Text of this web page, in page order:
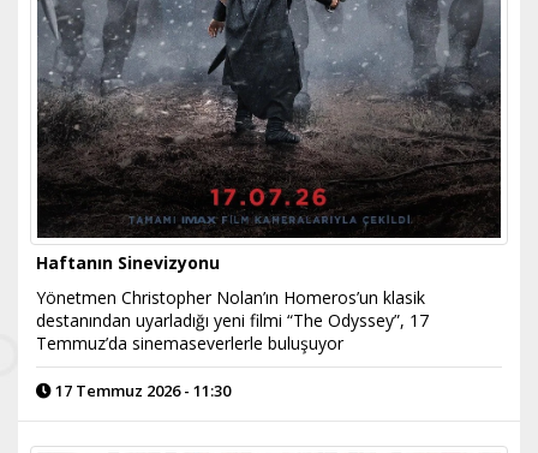
Haftanın Sinevizyonu
Yönetmen Christopher Nolan’ın Homeros’un klasik
destanından uyarladığı yeni filmi “The Odyssey”, 17
Temmuz’da sinemaseverlerle buluşuyor
17 Temmuz 2026 - 11:30